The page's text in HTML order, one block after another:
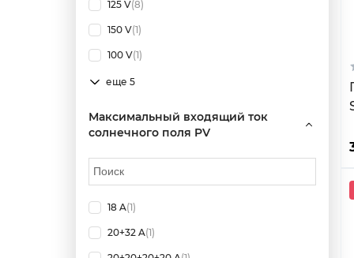
125 V(8)
150 V(1)
100 V(1)
еще 5
Максимальный входящий ток
солнечного поля PV
18 A(1)
20+32 A(1)